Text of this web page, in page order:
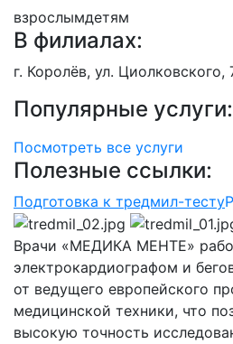
взрослымдетям
В филиалах:
г. Королёв, ул. Циолковского,
Популярные услуги:
Посмотреть все услуги
Полезные ссылки:
Подготовка к тредмил-тесту
Врачи «МЕДИКА МЕНТЕ»
электрокардиографом и
от ведущего европейского
медицинской техники, что
высокую точность